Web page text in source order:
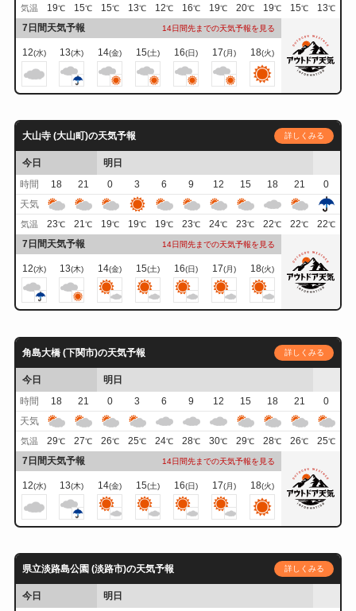
気温 19℃ 15℃ 15℃ 13℃ 12℃ 16℃ 19℃ 20℃ 19℃ 15℃ 13℃
7日間天気予報 14日間先までの天気予報を見る
12(水) 13(木) 14(金) 15(土) 16(日) 17(月) 18(火)
大山寺 (大山町)の天気予報 詳しくみる
今日
明日
時間
18 21 0 3 6 9 12 15 18 21
0
天気
気温 23℃ 21℃ 19℃ 19℃ 19℃ 23℃ 24℃ 23℃ 22℃ 22℃ 22℃
7日間天気予報 14日間先までの天気予報を見る
12(水) 13(木) 14(金) 15(土) 16(日) 17(月) 18(火)
角島大橋 (下関市)の天気予報 詳しくみる
今日
明日
時間
18 21 0 3 6 9 12 15 18 21
0
天気
気温 29℃ 27℃ 26℃ 25℃ 24℃ 28℃ 30℃ 29℃ 28℃ 26℃ 25℃
7日間天気予報 14日間先までの天気予報を見る
12(水) 13(木) 14(金) 15(土) 16(日) 17(月) 18(火)
県立淡路島公園 (淡路市)の天気予報 詳しくみる
今日
明日